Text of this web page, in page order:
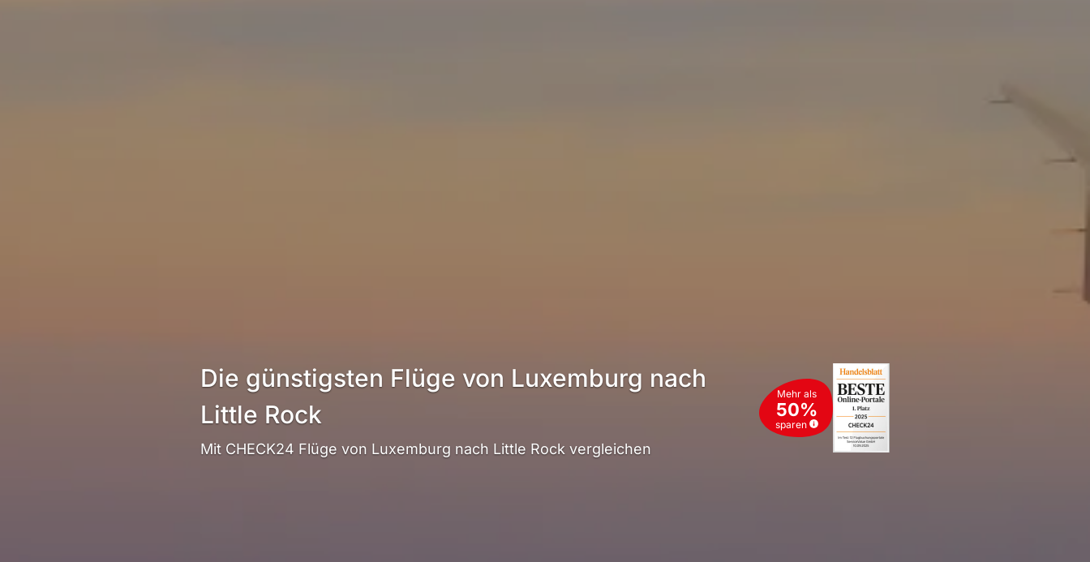
Die günstigsten Flüge von Luxemburg nach
Little Rock
Mit CHECK24 Flüge von Luxemburg nach Little Rock vergleichen
Mehr als
50%
sparen